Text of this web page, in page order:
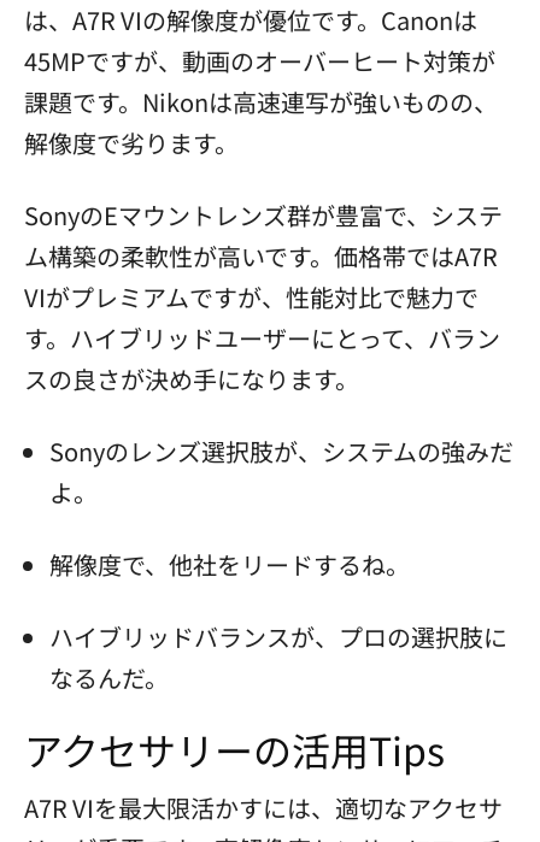
は、A7R VIの解像度が優位です。Canonは
45MPですが、動画のオーバーヒート対策が
課題です。Nikonは高速連写が強いものの、
解像度で劣ります。
SonyのEマウントレンズ群が豊富で、システ
ム構築の柔軟性が高いです。価格帯ではA7R
VIがプレミアムですが、性能対比で魅力で
す。ハイブリッドユーザーにとって、バラン
スの良さが決め手になります。
Sonyのレンズ選択肢が、システムの強みだ
よ。
解像度で、他社をリードするね。
ハイブリッドバランスが、プロの選択肢に
なるんだ。
アクセサリーの活用Tips
A7R VIを最大限活かすには、適切なアクセサ